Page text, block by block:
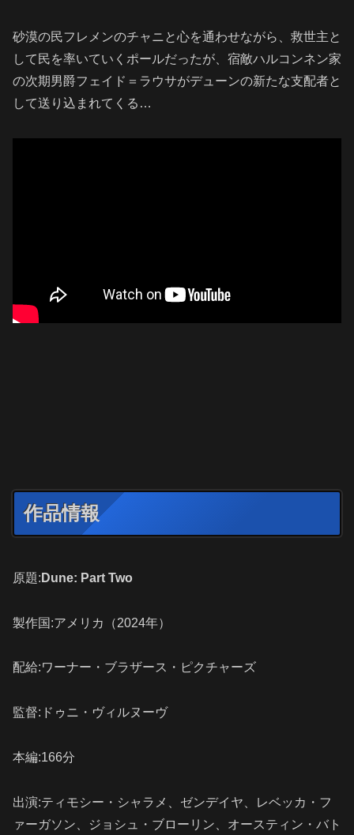
砂漠の民フレメンのチャニと心を通わせながら、救世主と
して民を率いていくポールだったが、宿敵ハルコンネン家
の次期男爵フェイド＝ラウサがデューンの新たな支配者と
して送り込まれてくる…
作品情報
原題: Dune: Part Two
製作国:アメリカ（2024年）
配給:ワーナー・ブラザース・ピクチャーズ
監督:ドゥニ・ヴィルヌーヴ
本編:166分
出演:ティモシー・シャラメ、ゼンデイヤ、レベッカ・フ
ァーガソン、ジョシュ・ブローリン、オースティン・バト